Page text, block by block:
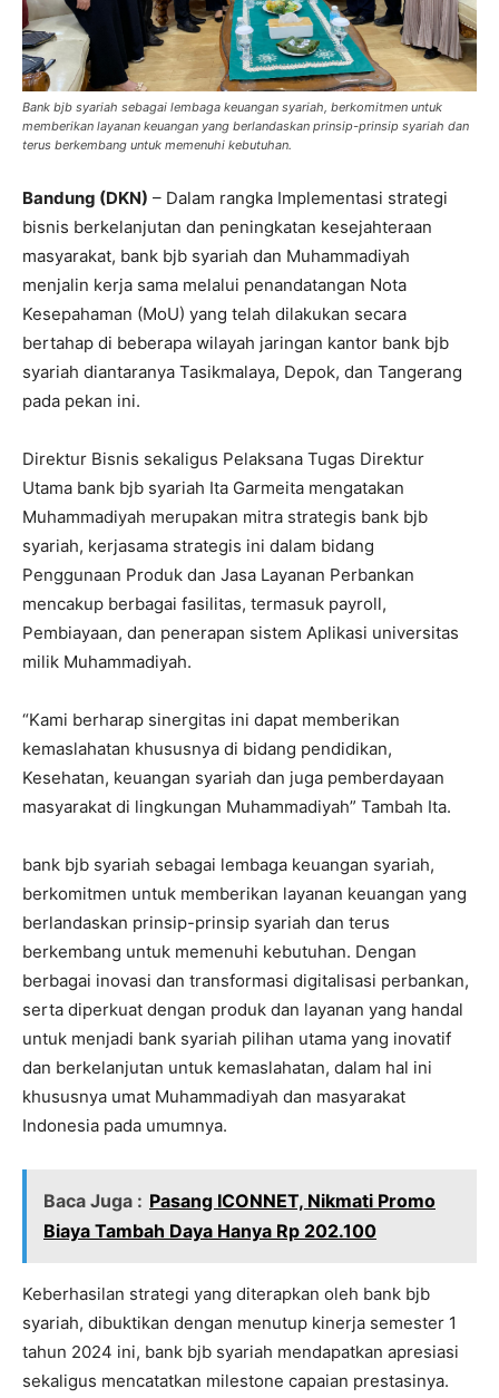
Bank bjb syariah sebagai lembaga keuangan syariah, berkomitmen untuk
memberikan layanan keuangan yang berlandaskan prinsip-prinsip syariah dan
terus berkembang untuk memenuhi kebutuhan.
Bandung (DKN) – Dalam rangka Implementasi strategi
bisnis berkelanjutan dan peningkatan kesejahteraan
masyarakat, bank bjb syariah dan Muhammadiyah
menjalin kerja sama melalui penandatangan Nota
Kesepahaman (MoU) yang telah dilakukan secara
bertahap di beberapa wilayah jaringan kantor bank bjb
syariah diantaranya Tasikmalaya, Depok, dan Tangerang
pada pekan ini.
Direktur Bisnis sekaligus Pelaksana Tugas Direktur
Utama bank bjb syariah Ita Garmeita mengatakan
Muhammadiyah merupakan mitra strategis bank bjb
syariah, kerjasama strategis ini dalam bidang
Penggunaan Produk dan Jasa Layanan Perbankan
mencakup berbagai fasilitas, termasuk payroll,
Pembiayaan, dan penerapan sistem Aplikasi universitas
milik Muhammadiyah.
“Kami berharap sinergitas ini dapat memberikan
kemaslahatan khususnya di bidang pendidikan,
Kesehatan, keuangan syariah dan juga pemberdayaan
masyarakat di lingkungan Muhammadiyah” Tambah Ita.
bank bjb syariah sebagai lembaga keuangan syariah,
berkomitmen untuk memberikan layanan keuangan yang
berlandaskan prinsip-prinsip syariah dan terus
berkembang untuk memenuhi kebutuhan. Dengan
berbagai inovasi dan transformasi digitalisasi perbankan,
serta diperkuat dengan produk dan layanan yang handal
untuk menjadi bank syariah pilihan utama yang inovatif
dan berkelanjutan untuk kemaslahatan, dalam hal ini
khususnya umat Muhammadiyah dan masyarakat
Indonesia pada umumnya.
Baca Juga : Pasang ICONNET, Nikmati Promo
Biaya Tambah Daya Hanya Rp 202.100
Keberhasilan strategi yang diterapkan oleh bank bjb
syariah, dibuktikan dengan menutup kinerja semester 1
tahun 2024 ini, bank bjb syariah mendapatkan apresiasi
sekaligus mencatatkan milestone capaian prestasinya.